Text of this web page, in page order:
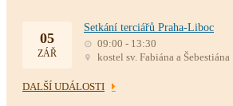
05
ZÁŘ
Setkání terciářů Praha-Liboc
09:00 - 13:30
kostel sv. Fabiána a Šebestiána
DALŠÍ UDÁLOSTI